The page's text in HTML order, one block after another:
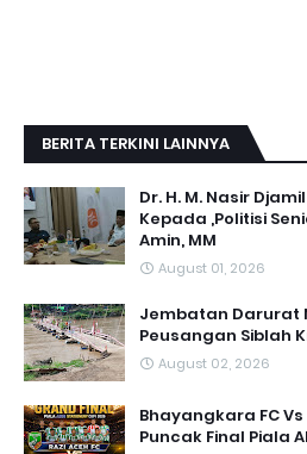
BERITA TERKINI LAINNYA
Dr. H. M. Nasir
Kepada ,Politisi
Amin, MM
August 01, 2026
Jembatan Darurat
Peusangan Siblah
August 02, 2026
Bhayangkara FC Vs
Puncak Final Piala